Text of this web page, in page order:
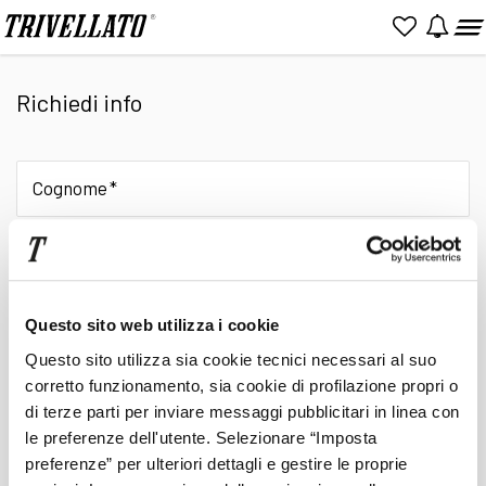
Questo sito web utilizza i cookie
Questo sito utilizza sia cookie tecnici necessari al suo
corretto funzionamento, sia cookie di profilazione propri o
di terze parti per inviare messaggi pubblicitari in linea con
le preferenze dell'utente. Selezionare “Imposta
preferenze” per ulteriori dettagli e gestire le proprie
Home
Officina smart Sommacampagna
Via Cesarina, 23
37066 Sommacampagna
La sede chiude tra 1 ora e 47 minuti
Orari Officina
Lunedì - Venerdì
07.00 - 19.30 / ORARIO CONTINUATO
Sabato
DomenicaChiuso
L'officina smart di Sommacampagna (VR)mette a
disposizione del cliente tecnici e meccanici certificati
smart
per offrire il miglior servizio garantito.
consulenti tecnici Trivellatosono sempre a tua
disposizione per qualsiasi necessità. Con il servizio
officina smart di Padova, inoltre, potrai riceve supporto
Richiedi info
Cognome
E-Mail
Telefono